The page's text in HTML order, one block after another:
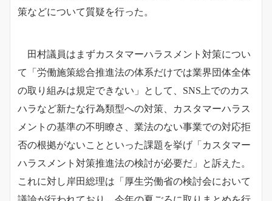
策などについて質疑を行った。
田村議員はまずカスタマーハラスメント対策につい
て「労働施策総合推進法の体系だけでは業界団体全体
の取り組みは規定できない」として、SNS上でのカス
ハラなど新たな行為類型への対策、カスタマーハラス
メントの基準の不明瞭さ、業法のない事業での対応拒
否の根拠がないことといった課題を挙げ「カスタマー
ハラスメント対策推進法の検討が必要だ」と訴えた。
これに対し岸田総理は「厚生労働省の検討会において